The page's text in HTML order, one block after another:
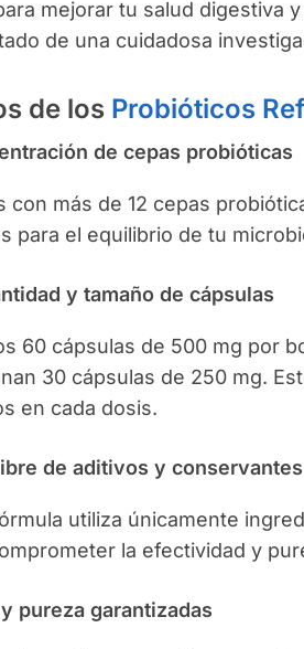
mejorar tu salud digestiva
de una cuidadosa
de los Probióticos
de cepas probióticas
con más de 12 cepas
para el equilibrio de tu
y tamaño de cápsulas
60 cápsulas de 500 mg por
30 cápsulas de 250 mg.
en cada dosis.
de aditivos y conservantes
utiliza únicamente
la efectividad y
pureza garantizadas